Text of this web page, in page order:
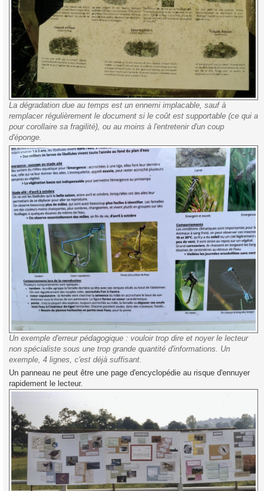
La dégradation due au temps est un ennemi implacable, sauf à
remplacer régulièrement le document si le coût est supportable (ce qui a
pour corollaire sa fragilité), ou au moins à l'entretenir d'un coup
d'éponge.
Un exemple d'erreur pédagogique : vouloir trop dire et noyer le lecteur
non spécialiste sous une trop grande quantité d'informations. Un
exemple, 4 lignes, c'est déjà suffisant.
Un panneau ne peut être une page d'encyclopédie au risque d'ennuyer
rapidement le lecteur.